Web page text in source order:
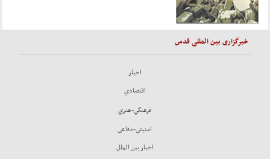
خبرگزاری بین المللی قدس
اخبار
اقتصادي
فرهنگي-هنري
امنيتي-دفاعي
اخبار بين الملل